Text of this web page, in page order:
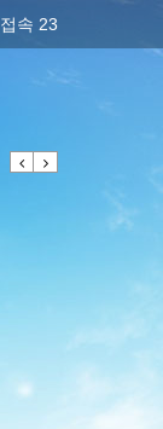
접속 23
Previous
Next